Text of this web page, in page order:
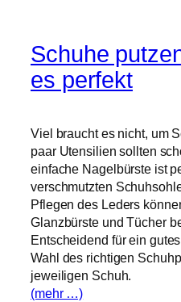
Schuhe
es perfekt
Viel braucht es nicht, um
paar Utensilien sollten
einfache Nagelbürste ist
verschmutzten
Pflegen des Leders
Glanzbürste und Tücher
Entscheidend für ein
Wahl des richtigen
jeweiligen Schuh.
(mehr …)